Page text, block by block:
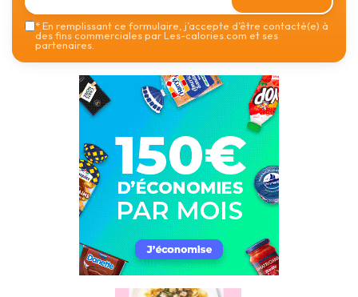
*En remplissant ce formulaire, j’accepte d’être contacté(e) à
des fins commerciales par Les-calories.com et ses
partenaires.